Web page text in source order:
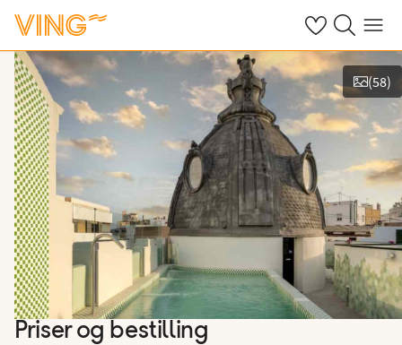
Se dine sparte
Søk påMeny
Vis bilder
(58)
Priser og bestilling